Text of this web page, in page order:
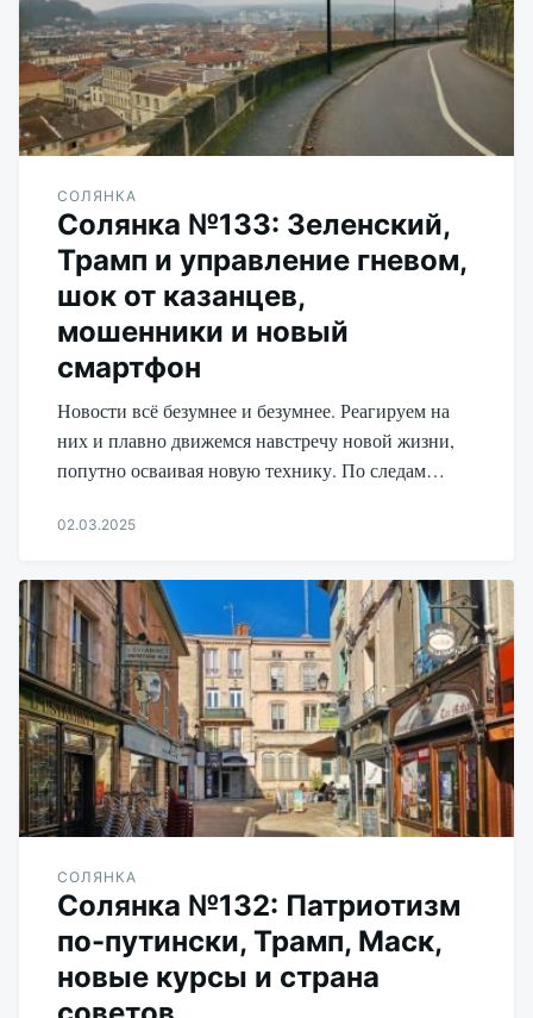
СОЛЯНКА
Солянка №133: Зеленский,
Трамп и управление гневом,
шок от казанцев,
мошенники и новый
смартфон
Новости всё безумнее и безумнее. Реагируем на
них и плавно движемся навстречу новой жизни,
попутно осваивая новую технику. По следам…
Udikov
02.03.2025
СОЛЯНКА
Солянка №132: Патриотизм
по-путински, Трамп, Маск,
новые курсы и страна